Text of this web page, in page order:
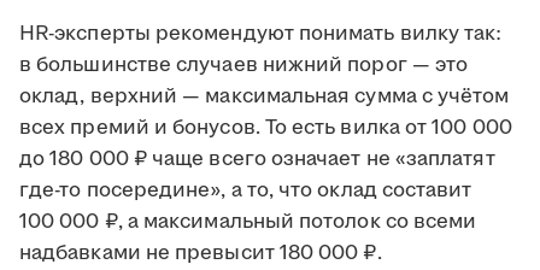
HR-эксперты рекомендуют понимать вилку так:
в большинстве случаев нижний порог — это
оклад, верхний — максимальная сумма с учётом
всех премий и бонусов. То есть вилка от 100 000
до 180 000 ₽ чаще всего означает не «заплатят
где-то посередине», а то, что оклад составит
100 000 ₽, а максимальный потолок со всеми
надбавками не превысит 180 000 ₽.